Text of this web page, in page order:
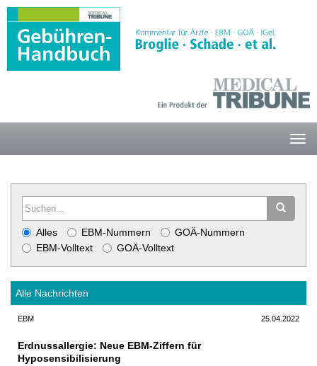
Alles EBM-Nummern
GOÄ-Nummern
EBM-Volltext
GOÄ-Volltext
Alle Nachrichten
EBM 25.04.2022
Erdnussallergie: Neue EBM-Ziffern für
Hyposensibilisierung